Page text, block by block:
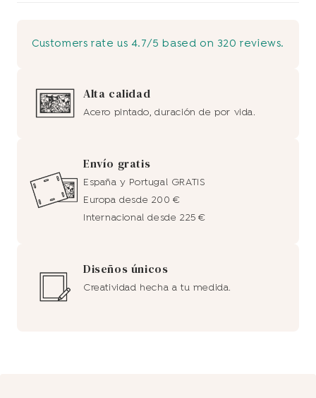
Customers rate us 4.7/5 based on 320 reviews.
Alta calidad
Acero pintado, duración de por vida.
Envío gratis
España y Portugal GRATIS
Europa desde 200 €
Internacional desde 225 €
Diseños únicos
Creatividad hecha a tu medida.